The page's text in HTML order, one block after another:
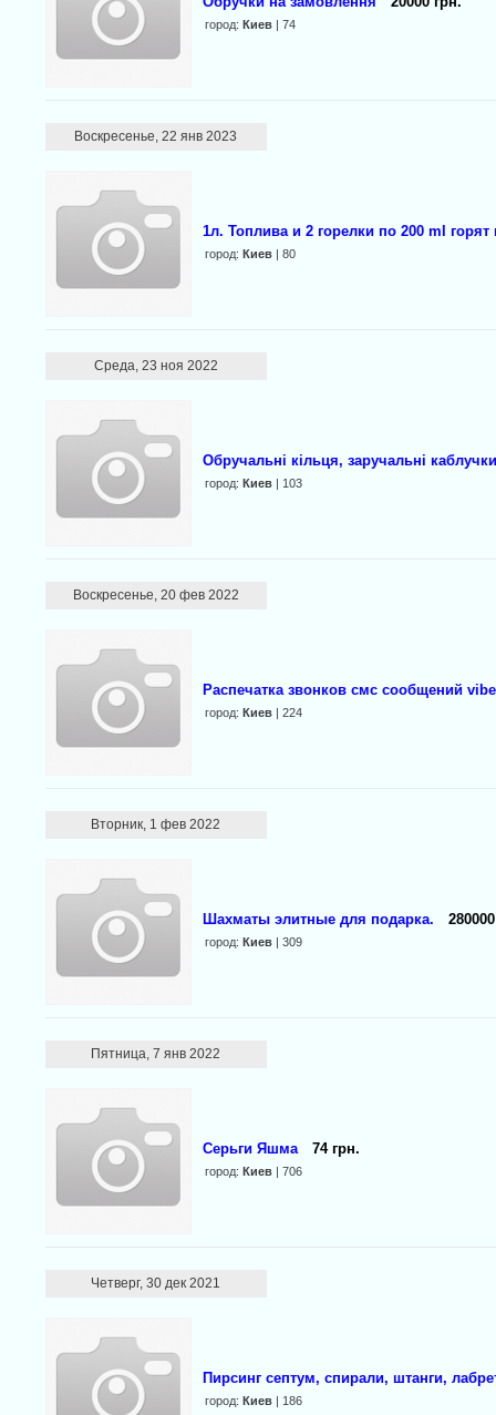
город: Киев| 74
Воскресенье, 22 янв 2023
1л. Топлива и 2 горелки по 200 ml
город: Киев| 80
Среда, 23 ноя 2022
Обручальні кільця, заручальні
город: Киев| 103
Воскресенье, 20 фев 2022
Распечатка звонков смс сообщений
город: Киев| 224
Вторник, 1 фев 2022
Шахматы элитные для подарка.
город: Киев| 309
Пятница, 7 янв 2022
Серьги Яшма 74 грн.
город: Киев| 706
Четверг, 30 дек 2021
Пирсинг септум, спирали, штанги,
город: Киев| 186